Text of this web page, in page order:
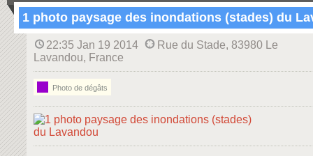
1 photo paysage des inondations (stades) du
22:35 Jan 19 2014
Rue du Stade, 83980 Le
Lavandou, France
Photo de dégâts